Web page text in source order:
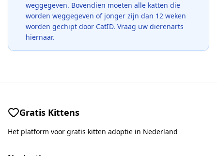
weggegeven. Bovendien moeten alle katten die
worden weggegeven of jonger zijn dan 12 weken
worden gechipt door CatID. Vraag uw dierenarts
hiernaar.
Gratis Kittens
Het platform voor gratis kitten adoptie in Nederland